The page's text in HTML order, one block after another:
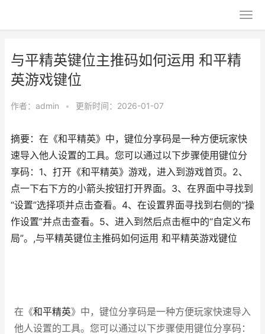
与平精英键位主推码如何运用 和平精
英游戏键位
作者： admin • 更新时间：2026-01-07
摘要：在《和平精英》中，键位分享码是一种方便玩家快
速导入他人设置的工具。您可以通过以下步骤使用键位分
享码：1、打开《和平精英》游戏，进入到游戏首页。2、
点一下右下方的小箭头按钮打开界面。3、在界面中寻找到
“设置”选择项并点击查看。4、在设置界面寻找到右侧的“操
作设置”并点击查看。5、进入到然后点击框中的“自定义布
局”。,与平精英键位主推码如何运用 和平精英游戏键位
在《和平精英》中，键位分享码是一种方便玩家快速导入
他人设置的工具。您可以通过以下步骤使用键位分享码：